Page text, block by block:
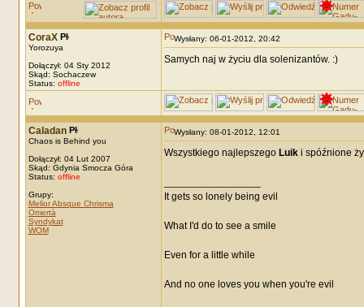
CoraX
Yorozuya
Dołączył: 04 Sty 2012
Skąd: Sochaczew
Status: offline
Wysłany: 06-01-2012, 20:42
Samych naj w życiu dla solenizantów. :)
Caladan
Chaos is Behind you
Dołączył: 04 Lut 2007
Skąd: Gdynia Smocza Góra
Status: offline
Grupy:
Melior Absque Chrisma
Omertà
Syndykat
WOM
Wysłany: 08-01-2012, 12:01
Wszystkiego najlepszego Luik i spóźnione
It gets so lonely being evil
What I'd do to see a smile
Even for a little while
And no one loves you when you're evil